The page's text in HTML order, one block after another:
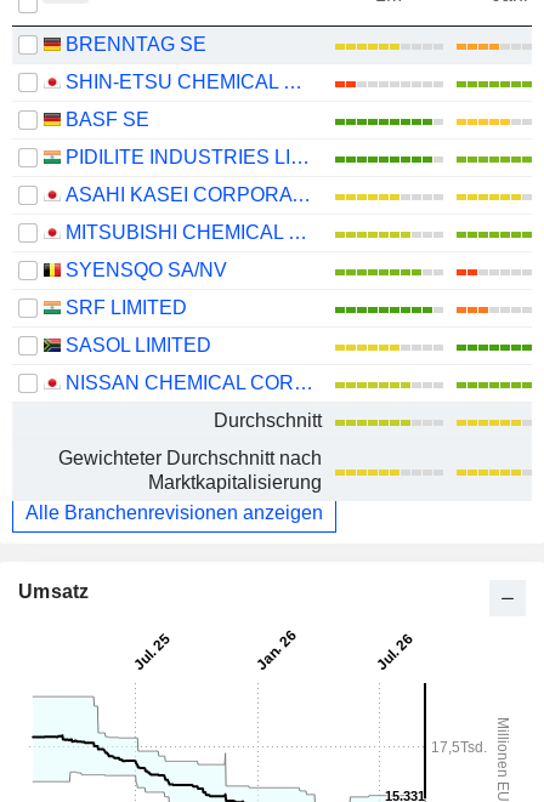
BRENNTAG SE
SHIN-ETSU CHEMICAL CO., LTD.
BASF SE
PIDILITE INDUSTRIES LIMITED
ASAHI KASEI CORPORATION
MITSUBISHI CHEMICAL GROUP CORPORATION
SYENSQO SA/NV
SRF LIMITED
SASOL LIMITED
NISSAN CHEMICAL CORPORATION
Durchschnitt
Gewichteter Durchschnitt nach
Marktkapitalisierung
Alle Branchenrevisionen anzeigen
Umsatz